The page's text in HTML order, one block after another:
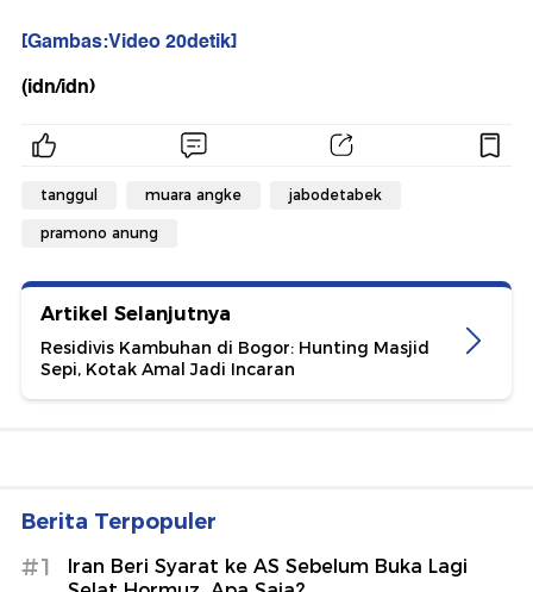
[Gambas:Video 20detik]
(idn/idn)
tanggul muara angke jabodetabek
pramono anung
Artikel Selanjutnya
Residivis Kambuhan di Bogor: Hunting Masjid
Sepi, Kotak Amal Jadi Incaran
Berita Terpopuler
#1
Iran Beri Syarat ke AS Sebelum Buka Lagi